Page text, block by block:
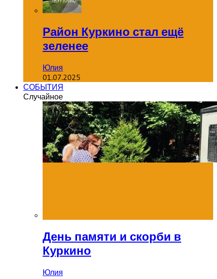
Район Куркино стал ещё
зеленее
Юлия
01.07.2025
СОБЫТИЯ
Случайное
День памяти и скорби в
Куркино
Юлия